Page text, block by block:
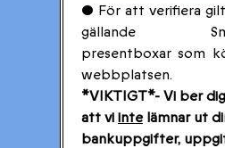
• För att verifiera
gällande
presentboxar som
webbplatsen.
*VIKTIGT*- Vi ber
att viintelämnar ut
bankuppgifter,